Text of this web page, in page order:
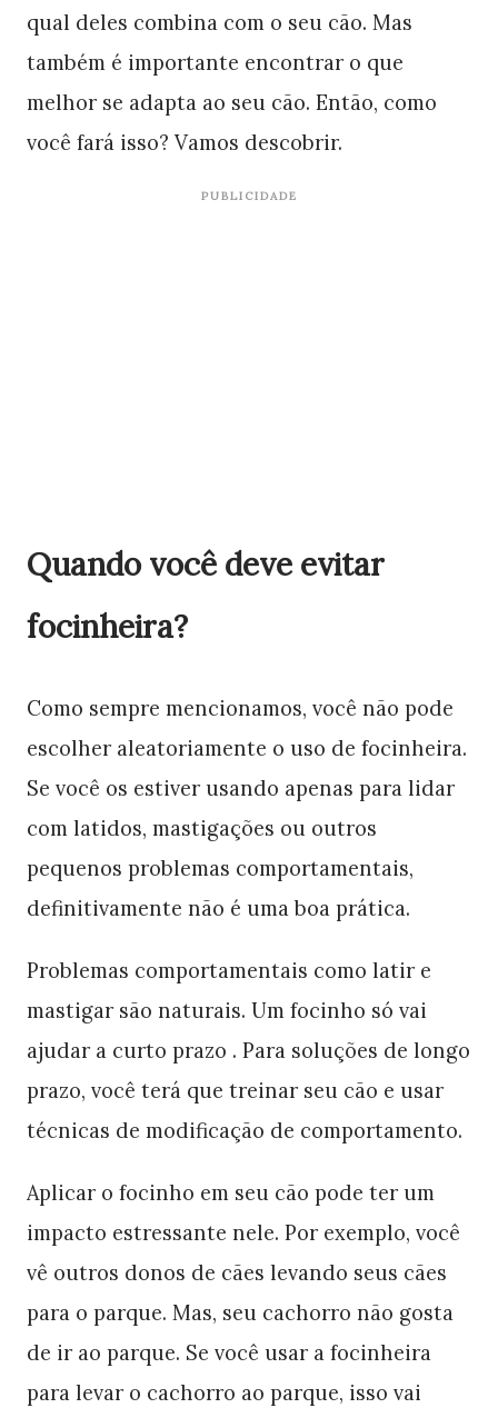
qual deles combina com o seu cão. Mas
também é importante encontrar o que
melhor se adapta ao seu cão. Então, como
você fará isso? Vamos descobrir.
PUBLICIDADE
Quando você deve evitar
focinheira?
Como sempre mencionamos, você não pode
escolher aleatoriamente o uso de focinheira.
Se você os estiver usando apenas para lidar
com latidos, mastigações ou outros
pequenos problemas comportamentais,
definitivamente não é uma boa prática.
Problemas comportamentais como latir e
mastigar são naturais. Um focinho só vai
ajudar a curto prazo . Para soluções de longo
prazo, você terá que treinar seu cão e usar
técnicas de modificação de comportamento.
Aplicar o focinho em seu cão pode ter um
impacto estressante nele. Por exemplo, você
vê outros donos de cães levando seus cães
para o parque. Mas, seu cachorro não gosta
de ir ao parque. Se você usar a focinheira
para levar o cachorro ao parque, isso vai